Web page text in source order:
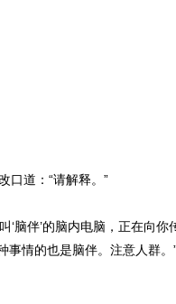
道：“请解释。”
伴’的脑内电脑，正在向你
情的也是脑伴。注意人群。